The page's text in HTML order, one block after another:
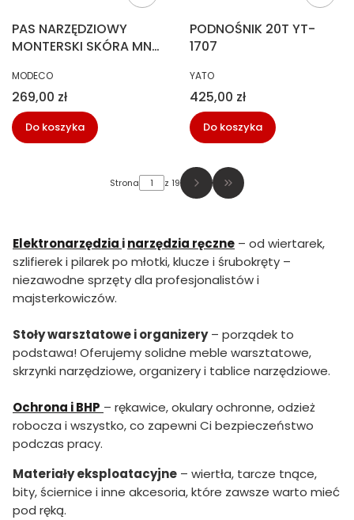
PAS NARZĘDZIOWY
MONTERSKI SKÓRA MN-
PRODUCENT
MODECO
Cena
269,00 zł
Do koszyka
PODNOŚNIK 20T YT-
1707
PRODUCENT
YATO
Cena
425,00 zł
Do koszyka
Strona z 19 Przejdź do ostatniej
Elektronarzędzia inarzędzia ręczne – od wiertarek,
szlifierek i pilarek po młotki, klucze i śrubokręty –
niezawodne sprzęty dla profesjonalistów i
majsterkowiczów.
Stoły warsztatowe i organizery– porządek to
podstawa! Oferujemy solidne meble warsztatowe,
skrzynki narzędziowe, organizery i tablice narzędziowe.
Ochrona i BHP – rękawice, okulary ochronne, odzież
robocza i wszystko, co zapewni Ci bezpieczeństwo
podczas pracy.
Materiały eksploatacyjne – wiertła, tarcze tnące,
bity, ściernice i inne akcesoria, które zawsze warto mieć
pod ręką.